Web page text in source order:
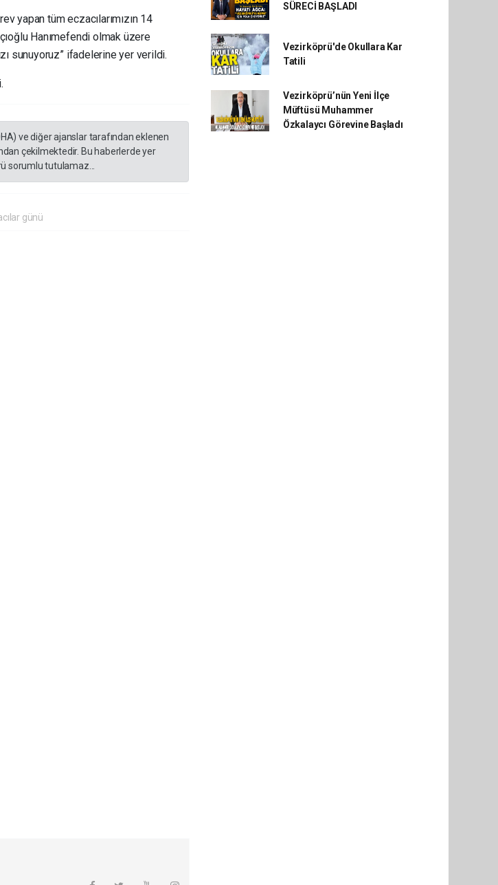
yapan tüm eczacılarımızın 14
Hanımefendi olmak üzere
sunuyoruz” ifadelerine yer verildi.
ve diğer ajanslar tarafından eklenen
çekilmektedir. Bu haberlerde yer
sorumlu tutulamaz...
günü
SÜRECİ BAŞLADI
Vezirköprü'de Okullara Kar
Tatili
Vezirköprü’nün Yeni İlçe
Müftüsü Muhammer
Özkalaycı Görevine Başladı